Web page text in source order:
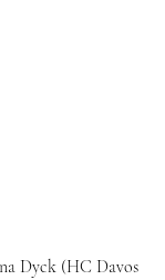
Dyck (HC Davos